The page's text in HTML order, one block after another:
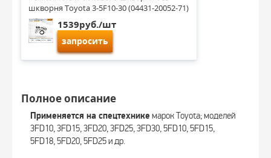
шкворня Toyota 3-5F10-30 (04431-20052-71)
1539руб./шт
запросить
Полное описание
Применяется на спецтехнике марок Toyota; моделей
3FD10, 3FD15, 3FD20, 3FD25, 3FD30, 5FD10, 5FD15,
5FD18, 5FD20, 5FD25 и др.